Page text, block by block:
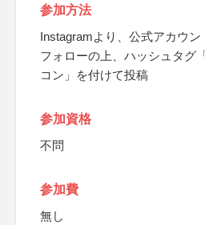
参加方法
Instagramより、公式アカウ
フォローの上、ハッシュタグ
コン」を付けて投稿
参加資格
不問
参加費
無し